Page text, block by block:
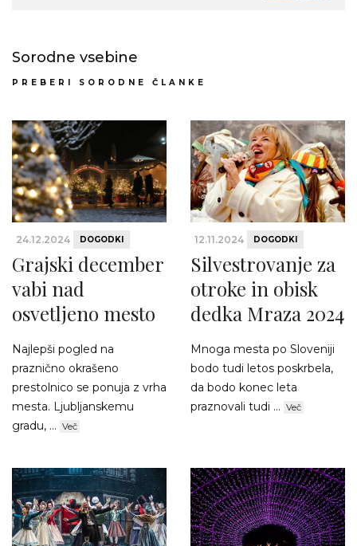
Sorodne vsebine
PREBERI SORODNE ČLANKE
24.12.2024 DOGODKI
Grajski december
vabi nad
osvetljeno mesto
Najlepši pogled na
praznično okrašeno
prestolnico se ponuja z vrha
mesta. Ljubljanskemu
gradu, ... Več
12.11.2024 DOGODKI
Silvestrovanje za
otroke in obisk
dedka Mraza 2024
Mnoga mesta po Sloveniji
bodo tudi letos poskrbela,
da bodo konec leta
praznovali tudi ... Več